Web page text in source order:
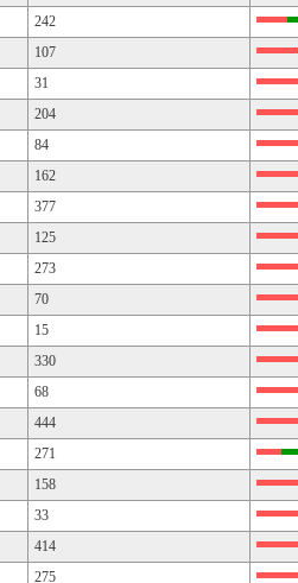
242
107
31
204
84
162
377
125
273
70
15
330
68
444
271
158
33
414
275